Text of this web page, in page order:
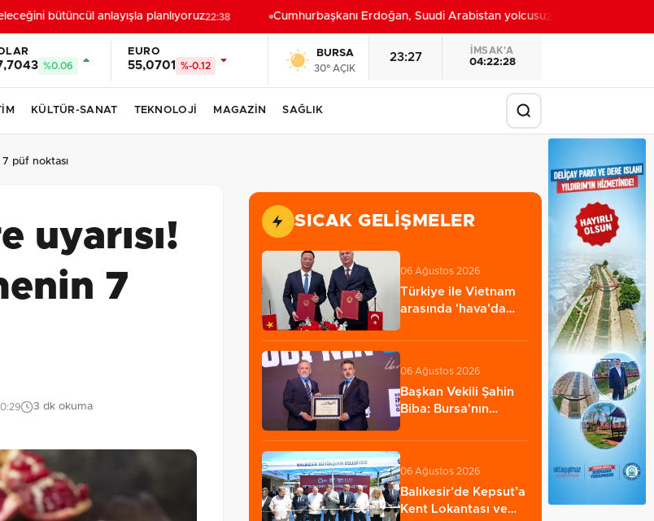
bütüncül anlayışla planlıyoruz22:38 Cumhurbaşkanı Erdoğan, Suudi Arabistan yolcusu22:32
%0.06
EURO
55,0701 %-0.12
BURSA
30° AÇIK
23:27
İMSAK'A
04:22:26
KÜLTÜR-SANAT TEKNOLOJİ MAGAZİN SAĞLIK
püf noktası
uyarısı!
7
3 dk okuma
SICAK GELIŞMELER
06 Ağustos 2026
Türkiye ile Vietnam
arasında 'hava'da
06 Ağustos 2026
Başkan Vekili Şahin
Biba: Bursa'nın
06 Ağustos 2026
Balıkesir'de Kepsut’a
Kent Lokantası ve